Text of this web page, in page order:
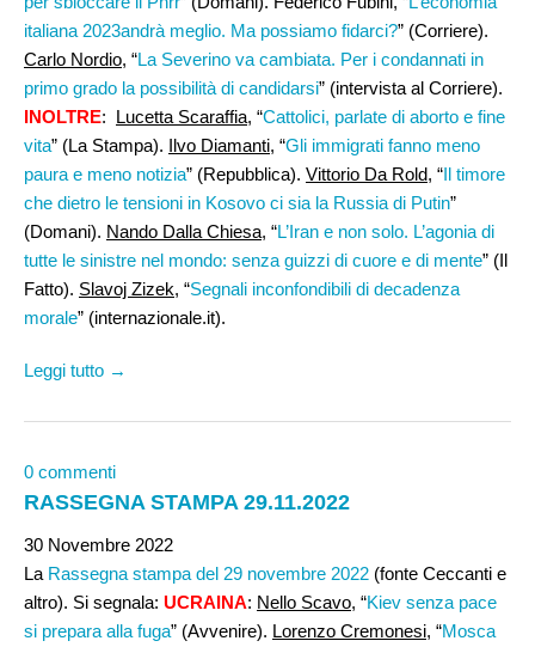
italiana 2023andrà meglio. Ma possiamo fidarci?” (Corriere).
Carlo Nordio, “La Severino va cambiata. Per i condannati in
primo grado la possibilità di candidarsi” (intervista al Corriere).
INOLTRE: Lucetta Scaraffia, “Cattolici, parlate di aborto e fine
vita” (La Stampa). Ilvo Diamanti, “Gli immigrati fanno meno
paura e meno notizia” (Repubblica). Vittorio Da Rold, “Il timore
che dietro le tensioni in Kosovo ci sia la Russia di Putin”
(Domani). Nando Dalla Chiesa, “L’Iran e non solo. L’agonia di
tutte le sinistre nel mondo: senza guizzi di cuore e di mente” (Il
Fatto). Slavoj Zizek, “Segnali inconfondibili di decadenza
morale” (internazionale.it).
Leggi tutto →
0 commenti
RASSEGNA STAMPA 29.11.2022
30 Novembre 2022
La Rassegna stampa del 29 novembre 2022 (fonte Ceccanti e
altro). Si segnala: UCRAINA: Nello Scavo, “Kiev senza pace
si prepara alla fuga” (Avvenire). Lorenzo Cremonesi, “Mosca